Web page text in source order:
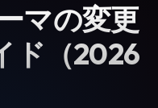
マの変更
ド（2026